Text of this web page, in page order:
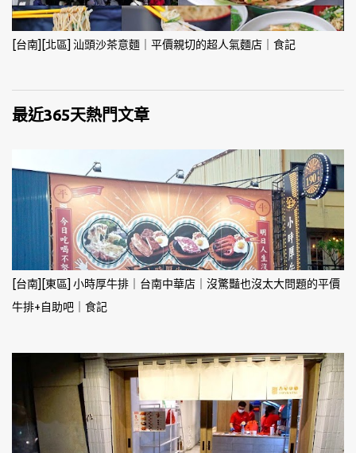
[台南][北區] 汕頭沙茶意麵｜平價親切的超人氣麵店｜食記
最近365天熱門文章
[台南][東區] 小時厚牛排｜台南中華店｜沒驚豔也沒太大問題的平價
牛排+自助吧｜食記